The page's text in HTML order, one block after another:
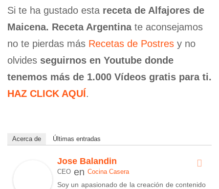
Si te ha gustado esta receta de Alfajores de
Maicena. Receta Argentinate aconsejamos
no te pierdas más Recetas de Postres y no
olvides seguirnos en Youtube donde
tenemos más de 1.000 Vídeos gratis para ti.
HAZ CLICK AQUÍ.
Acerca de Últimas entradas
Jose Balandin
CEO en Cocina Casera
Soy un apasionado de la creación de contenido